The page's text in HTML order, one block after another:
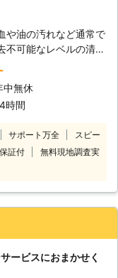
長谷屋
特殊清掃】 不慮の事
などの理由でご家族が
綺麗にしなければいけ
、ご遺族の方にとっ
時には弊社にご相談
がご遺族様の悲し
でも解消いたします。
や油の汚れなど通常で
不可能なレベルの清掃
齢者の孤独
場などは酷い異臭がす
油などの汚れの処理が
する場合が多くありま
特殊清掃隊へご相談く
にお応えしておりま
家財整理、畳を入れ替
殊清掃隊までご相談く
中無休
時間
サポート万全
スピー
証付
無料現地調査実
ービスにおまかせく